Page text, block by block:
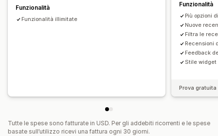
Funzionalità
Funzionalità illimitate
Funzionalità
Più opzioni
Nuove
Filtra le
Recensioni
Feedback
Stile widget
Prova
Tutte le spese sono fatturate in USD. Per gli addebiti ricorrenti e le spese
basate sull’utilizzo ricevi una fattura ogni 30 giorni.